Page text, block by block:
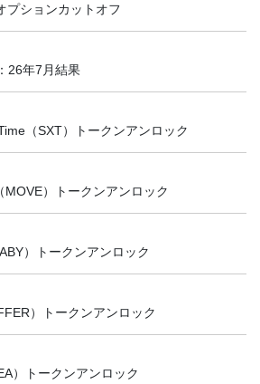
プションカットオフ
26年7月結果
（SXT）トークンアンロック
MOVE）トークンアンロック
）トークンアンロック
）トークンアンロック
）トークンアンロック